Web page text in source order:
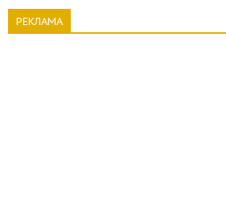
РЕКЛАМА